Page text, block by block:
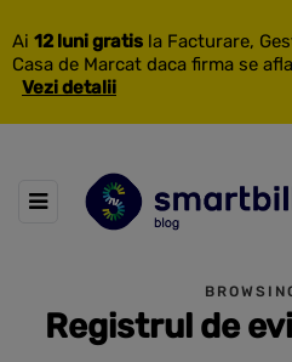
Ai 12 luni gratis la Facturare,
Casa de Marcat daca firma se
Vezi detalii
Registrul de